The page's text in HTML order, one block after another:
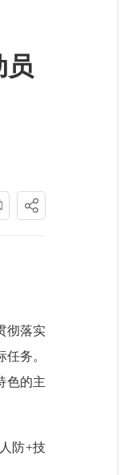
员
彻落实
务。
色的主
防+技